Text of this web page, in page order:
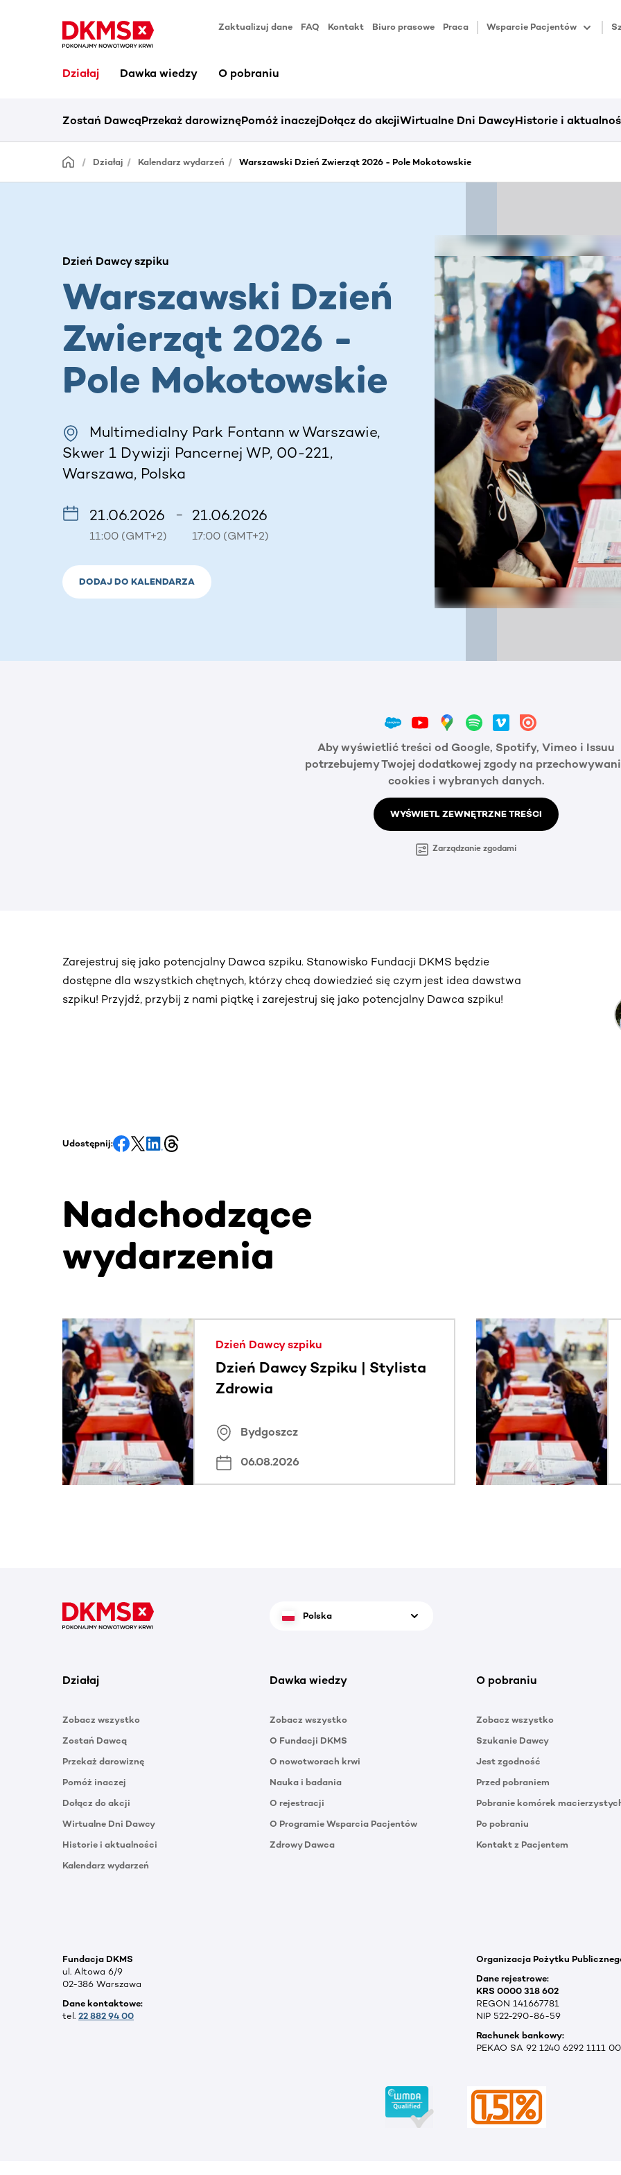
Zaktualizuj dane FAQ Kontakt Biuro prasowe Praca Wsparcie Pacjentów
Działaj Dawka wiedzy O pobraniu
Zostań DawcąPrzekaż darowiznęPomóż inaczejDołącz do akcjiWirtualne Dni DawcyHistorie i
Działaj Kalendarz wydarzeń Warszawski Dzień Zwierząt 2026 - Pole Mokotowskie
Dzień Dawcy szpiku
Warszawski Dzień
Zwierząt 2026 -
Pole Mokotowskie
Multimedialny Park Fontann w Warszawie,
Skwer 1 Dywizji Pancernej WP, 00-221,
Warszawa, Polska
21.06.2026
11:00 (GMT+2)
– 21.06.2026
17:00 (GMT+2)
DODAJ DO KALENDARZA
Aby wyświetlić treści od Google, Spotify, Vimeo i Issuu
potrzebujemy Twojej dodatkowej zgody na
cookies i wybranych danych.
WYŚWIETL ZEWNĘTRZNE TREŚCI
Zarządzanie zgodami
Zarejestruj się jako potencjalny Dawca szpiku. Stanowisko Fundacji DKMS będzie
dostępne dla wszystkich chętnych, którzy chcą dowiedzieć się czym jest idea dawstwa
szpiku! Przyjdź, przybij z nami piątkę i zarejestruj się jako potencjalny Dawca szpiku!
Udostępnij:
Nadchodzące
wydarzenia
Ta sekcja zawiera treści przewijane w poziomie. Użyj klawisza Tab lub przesuń palcem, aby zobaczyć
Dzień Dawcy szpiku
Dzień Dawcy Szpiku | Stylista
Zdrowia
Bydgoszcz
06.08.2026
Polska
Działaj
Zobacz wszystko
Zostań Dawcą
Przekaż darowiznę
Pomóż inaczej
Dołącz do akcji
Wirtualne Dni Dawcy
Historie i aktualności
Kalendarz wydarzeń
Dawka wiedzy
Zobacz wszystko
O Fundacji DKMS
O nowotworach krwi
Nauka i badania
O rejestracji
O Programie Wsparcia Pacjentów
Zdrowy Dawca
O pobraniu
Zobacz wszystko
Szukanie Dawcy
Jest zgodność
Przed pobraniem
Pobranie komórek
Po pobraniu
Kontakt z Pacjentem
Fundacja DKMS
ul. Altowa 6/9
02-386 Warszawa
Dane kontaktowe:
tel. 22 882 94 00
Organizacja Pożytku
Dane rejestrowe:
KRS 0000 318 602
REGON 141667781
NIP 522-290-86-59
Rachunek bankowy:
PEKAO SA 92 1240 6292 1111